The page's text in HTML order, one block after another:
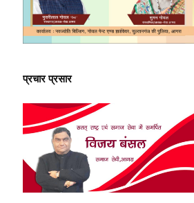
प्रचार प्रसार